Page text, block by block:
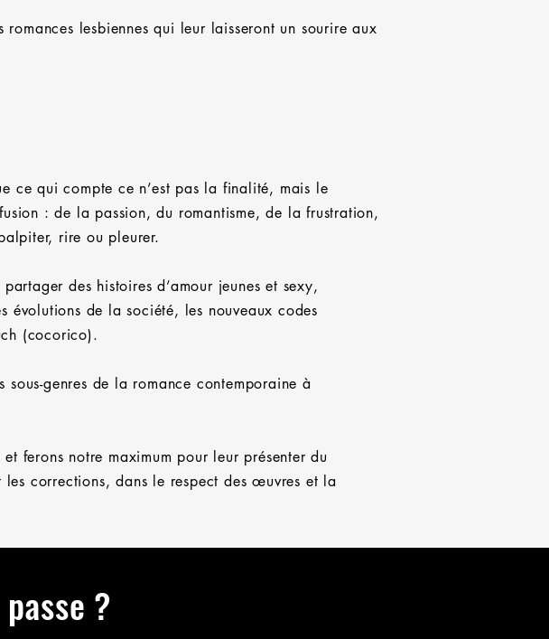
lesbiennes qui leur laisseront un sourire aux
ce qui compte ce n’est pas la finalité, mais le
: de la passion, du romantisme, de la frustration,
rire ou pleurer.
des histoires d’amour jeunes et sexy,
évolutions de la société, les nouveaux codes
(cocorico).
genres de la romance contemporaine à
ferons notre maximum pour leur présenter du
corrections, dans le respect des œuvres et la
?